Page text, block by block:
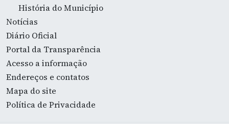
História do Município
Notícias
Diário Oficial
Portal da Transparência
Acesso a informação
Endereços e contatos
Mapa do site
Política de Privacidade